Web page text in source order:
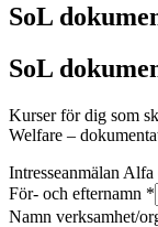
SoL
SoL
Kurser för dig som
Welfare –
Intresseanmälan
För- och efternamn *
Namn verksamhet/